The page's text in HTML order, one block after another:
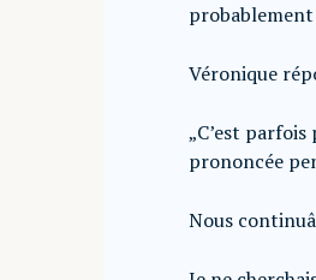
probablement
Véronique
„C’est
prononcée
Nous